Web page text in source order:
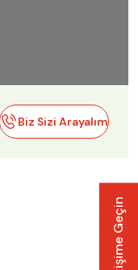
Biz Sizi Arayalım
İletişime Geçin